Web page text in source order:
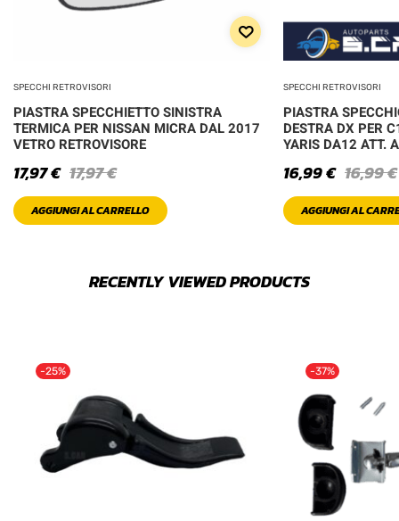
SPECCHI RETROVISORI
PIASTRA SPECCHIETTO SINISTRA
TERMICA PER NISSAN MICRA DAL 2017
VETRO RETROVISORE
17,97€
17,97€
AGGIUNGI AL CARRELLO
SPECCHI RETROVISORI
PIASTRA
DESTRA DX PER
YARIS DA12 ATT.
16,99€
16,99€
AGGIUNGI AL
RECENTLY VIEWED PRODUCTS
-25% -37%